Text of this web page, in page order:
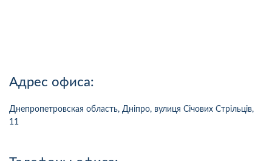
Адрес офиса:
Днепропетровская область, Дніпро, вулиця Січових Стрільців,
11